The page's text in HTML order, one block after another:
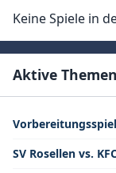
Keine Spiele in
Aktive Themen
SV Rosellen vs.